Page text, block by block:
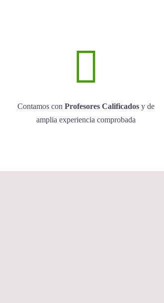
Contamos con Profesores Calificadosy de
amplia experiencia comprobada